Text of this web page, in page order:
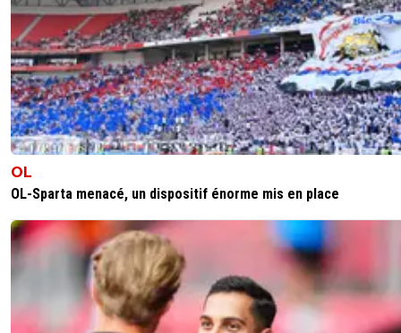
OL
OL-Sparta menacé, un dispositif énorme mis en place